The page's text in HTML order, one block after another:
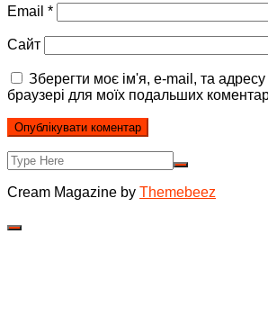
Email *
Сайт
Зберегти моє ім'я, e-mail, та
браузері для моїх подальших
Cream Magazine by Themebeez